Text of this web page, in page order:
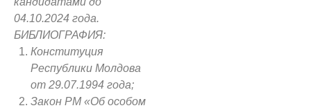
04.10.2024 года.
БИБЛИОГРАФИЯ:
Конституция
Республики Молдова
от 29.07.1994 года;
Закон РМ «Об особом